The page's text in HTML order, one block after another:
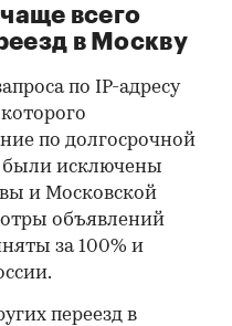
всего
в Москву
по IP-адресу
по долгосрочной
были исключены
и Московской
объявлений
за 100% и
переезд в